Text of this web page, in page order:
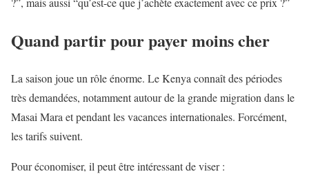
Quand partir pour payer moins cher
La saison joue un rôle énorme. Le Kenya connaît des périodes
très demandées, notamment autour de la grande migration dans le
Masai Mara et pendant les vacances internationales. Forcément,
les tarifs suivent.
Pour économiser, il peut être intéressant de viser :